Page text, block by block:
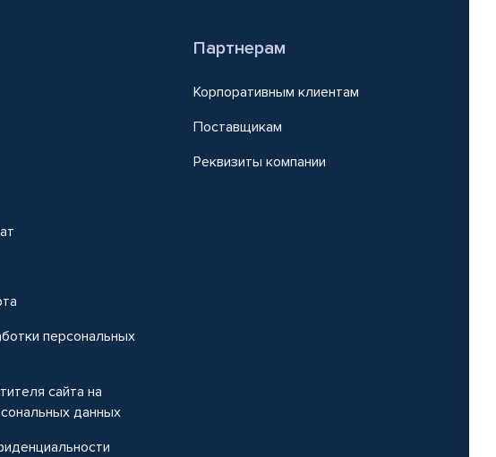
персональных
сайта на
данных
Партнерам
Корпоративным клиентам
Поставщикам
Реквизиты компании